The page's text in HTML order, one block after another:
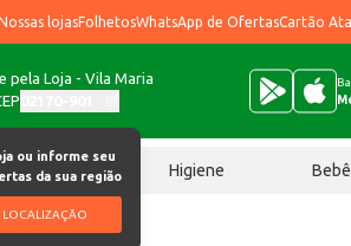
lojasFolhetosWhatsApp de OfertasCartão
pela Loja - Vila Maria
ou informe seu
da sua região
Chocolates Higiene
e Mel 1L